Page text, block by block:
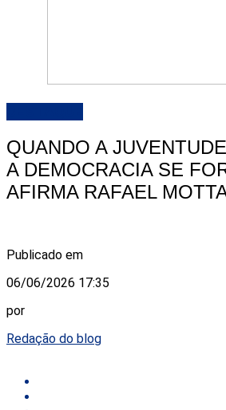
QUANDO A
A DEMOCRACIA SE
AFIRMA RAFAEL
Publicado em
06/06/2026 17:35
por
Redação do blog